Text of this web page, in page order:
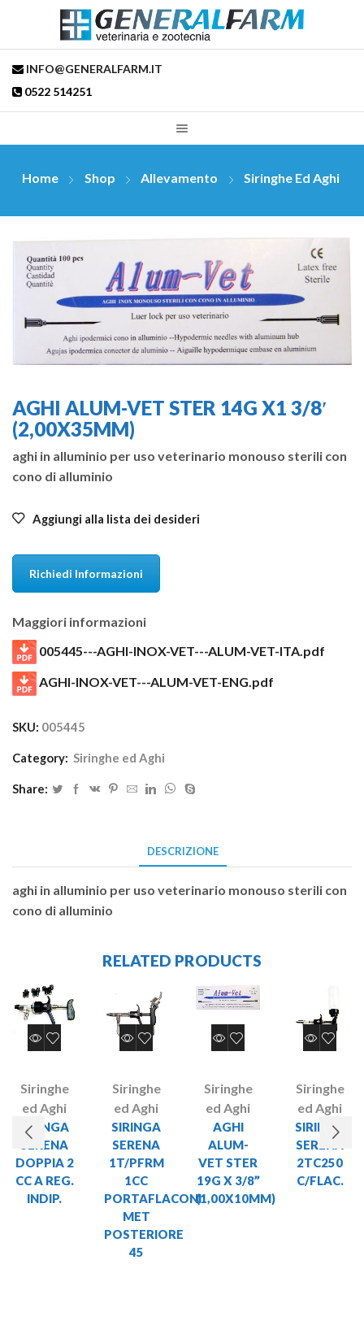
INFO@GENERALFARM.IT
0522 514251
Home Shop Allevamento Siringhe Ed Aghi
AGHI ALUM-VET STER 14G X1 3/8′
(2,00X35MM)
aghi in alluminio per uso veterinario monouso sterili con
cono di alluminio
Aggiungi alla lista dei desideri
Richiedi Informazioni
Maggiori informazioni
005445---AGHI-INOX-VET---ALUM-VET-ITA.pdf
AGHI-INOX-VET---ALUM-VET-ENG.pdf
SKU: 005445
Category: Siringhe ed Aghi
Share:
DESCRIZIONE
aghi in alluminio per uso veterinario monouso sterili con
cono di alluminio
RELATED PRODUCTS
Siringhe
ed Aghi
SIRINGA
SERENA
DOPPIA 2
CC A REG.
INDIP.
Siringhe
ed Aghi
SIRINGA
SERENA
1T/PFRM
1CC
PORTAFLACONI
MET
POSTERIORE
45
Siringhe
ed Aghi
AGHI
ALUM-
VET STER
19G X 3/8”
(1,00X10MM)
Siringhe
ed Aghi
SIRINGA
SERENA
2TC250
C/FLAC.